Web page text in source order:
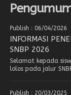
Publish : 06/04/2026
INFORMASI
SNBP 2026
Selamat kepada
lolos pada jalur
Publish : 20/03/2025